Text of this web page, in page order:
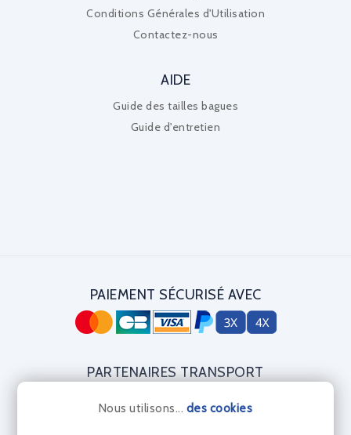
Conditions Générales d'Utilisation
Contactez-nous
AIDE
Guide des tailles bagues
Guide d'entretien
Nous utilisons... des cookies
PAIEMENT SÉCURISÉ AVEC
PARTENAIRES TRANSPORT